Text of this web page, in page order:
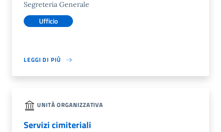
Segreteria Generale
Ufficio
LEGGI DI PIÙ
UNITÀ ORGANIZZATIVA
Servizi cimiteriali